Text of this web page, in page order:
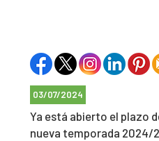
03/07/2024
Ya está abierto el plazo
nueva temporada 2024/